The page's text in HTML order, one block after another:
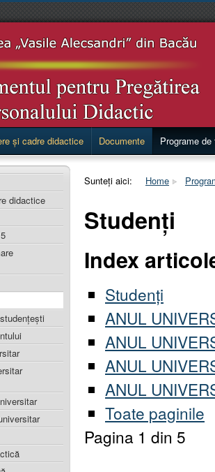
și cadre didactice Documente Programe
didactice
Sunteți aici: Home
Studenți
Index
Studenți
ANUL
ANUL
ANUL
ANUL
Toate paginile
Pagina 1 din 5